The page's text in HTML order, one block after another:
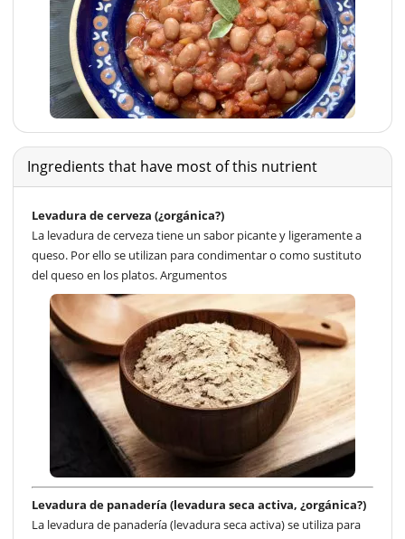
Ingredients that have most of this nutrient
Levadura de cerveza (¿orgánica?)
La levadura de cerveza tiene un sabor picante y ligeramente a
queso. Por ello se utilizan para condimentar o como sustituto
del queso en los platos. Argumentos
Levadura de panadería (levadura seca activa, ¿orgánica?)
La levadura de panadería (levadura seca activa) se utiliza para